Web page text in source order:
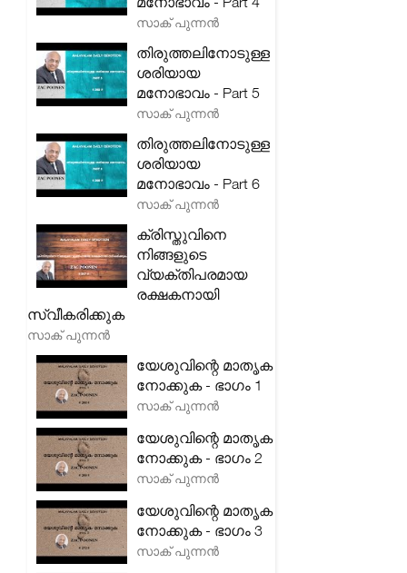
സാക് പുന്നൻ
തിരുത്തലിനോടുള്ള
ശരിയായ
മനോഭാവം - Part 5
സാക് പുന്നൻ
തിരുത്തലിനോടുള്ള
ശരിയായ
മനോഭാവം - Part 6
സാക് പുന്നൻ
ക്രിസ്തുവിനെ
നിങ്ങളുടെ
വ്യക്തിപരമായ
രക്ഷകനായി
സ്വീകരിക്കുക
സാക് പുന്നൻ
യേശുവിന്റെ മാതൃക
നോക്കുക - ഭാഗം 1
സാക് പുന്നൻ
യേശുവിന്റെ മാതൃക
നോക്കുക - ഭാഗം 2
സാക് പുന്നൻ
യേശുവിന്റെ മാതൃക
നോക്കുക - ഭാഗം 3
സാക് പുന്നൻ